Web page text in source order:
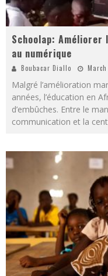
Schoolap: Améliorer
au numérique
Boubacar Diallo
Malgré l’amélioration
années, l’éducation en
d’embûches. Entre le
communication et la